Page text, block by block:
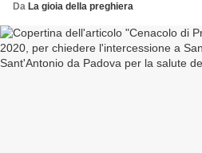
Da La gioia della preghiera